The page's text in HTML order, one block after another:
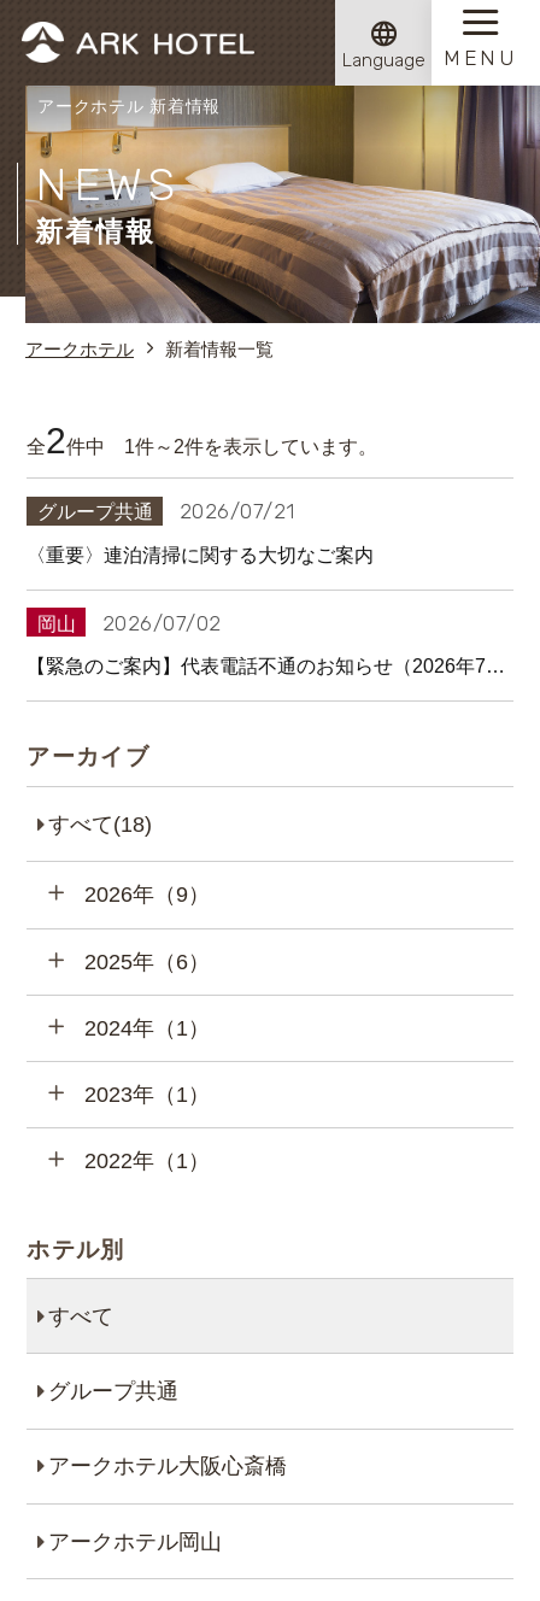
アークホテル 新着情報
Language
NEWS
新着情報
アークホテル 新着情報一覧
全2件中 1件～2件を表示しています。
グループ共通 2026/07/21
〈重要〉連泊清掃に関する大切なご案内
岡山 2026/07/02
【緊急のご案内】代表電話不通のお知らせ（2026年7月2日）
アーカイブ
すべて(18)
2026年（9）
2025年（6）
2024年（1）
2023年（1）
2022年（1）
ホテル別
すべて
グループ共通
アークホテル大阪心斎橋
アークホテル岡山